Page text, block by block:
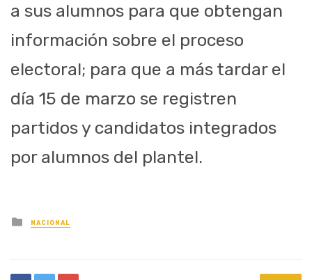
a sus alumnos para que obtengan
información sobre el proceso
electoral; para que a más tardar el
día 15 de marzo se registren
partidos y candidatos integrados
por alumnos del plantel.
Posted
in
NACIONAL